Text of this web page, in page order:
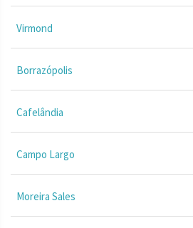
Virmond
Borrazópolis
Cafelândia
Campo Largo
Moreira Sales